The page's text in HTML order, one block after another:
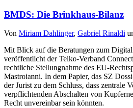
BMDS: Die Brinkhaus-Bilanz
Von Miriam Dahlinger, Gabriel Rinaldi
Mit Blick auf die Beratungen zum
veröffentlicht der Telko-Verband
rechtliche Stellungnahme des EU-
Mastroianni. In dem Papier, das SZ
der Jurist zu dem Schluss, dass zentrale
verpflichtenden Abschalten von
Recht unvereinbar sein könnten.